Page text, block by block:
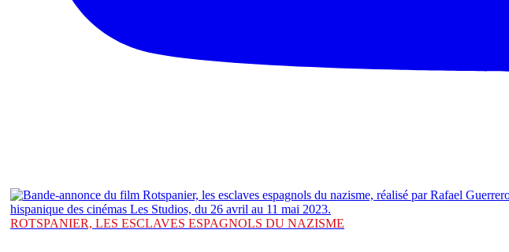
ROTSPANIER, LES ESCLAVES ESPAGNOLS DU NAZISME